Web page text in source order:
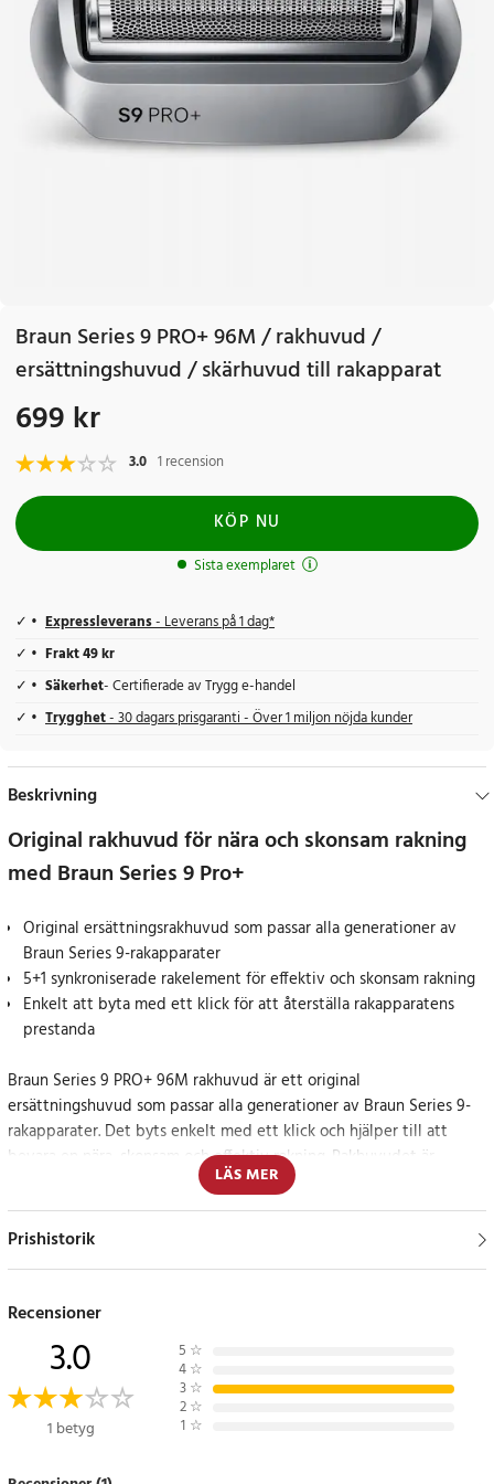
Braun Series 9 PRO+ 96M / rakhuvud /
ersättningshuvud / skärhuvud till rakapparat
Pris:699 kr
699 kr
3.0 1 recension
KÖP NU
Sista exemplaret
Expressleverans- Leverans på 1 dag*
Frakt 49 kr
Säkerhet- Certifierade av Trygg e-handel
Trygghet- 30 dagars prisgaranti - Över 1 miljon nöjda kunder
Beskrivning
Original rakhuvud för nära och skonsam rakning
med Braun Series 9 Pro+
Original ersättningsrakhuvud som passar alla generationer av
Braun Series 9-rakapparater
5+1 synkroniserade rakelement för effektiv och skonsam rakning
Enkelt att byta med ett klick för att återställa rakapparatens
prestanda
Braun Series 9 PRO+ 96M rakhuvud är ett original
ersättningshuvud som passar alla generationer av Braun Series 9-
rakapparater. Det byts enkelt med ett klick och hjälper till att
bevara en nära, skonsam och effektiv rakning. Rakhuvudet är
utvecklat för att ge hög komfort även vid grövre skägg.
Ersättningsrakhuvud med hög prestanda
klipper skäggstrån effektivt i varje drag. Ultra Thin Precision Blades
rekommenderar att rakhuvudet byts ut var 18:e månad för bästa
resultat.
Specifikationer
LÄS MER
Prishistorik
Recensioner
3.0
1 betyg
5 ☆
4 ☆
3 ☆
2 ☆
1 ☆